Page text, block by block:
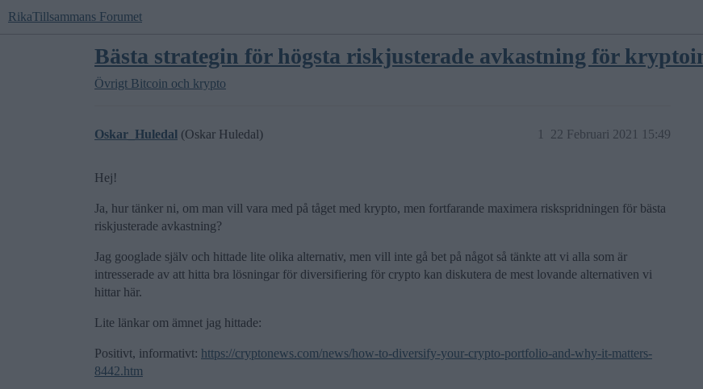
RikaTillsammans Forumet
Bästa strategin för högsta riskjusterade avkastning för
Övrigt Bitcoin och krypto
Oskar_Huledal (Oskar Huledal) 22 Februari 2021 15:49
1
Hej!
Ja, hur tänker ni, om man vill vara med på tåget med krypto, men fortfarande maximera riskspridningen för bästa
riskjusterade avkastning?
Jag googlade själv och hittade lite olika alternativ, men vill inte gå bet på något så tänkte att vi alla som är
intresserade av att hitta bra lösningar för diversifiering för crypto kan diskutera de mest lovande alternativen vi
hittar här.
Lite länkar om ämnet jag hittade:
Positivt, informativt: https://cryptonews.com/news/how-to-diversify-your-crypto-portfolio-and-why-it-matters-
8442.htm